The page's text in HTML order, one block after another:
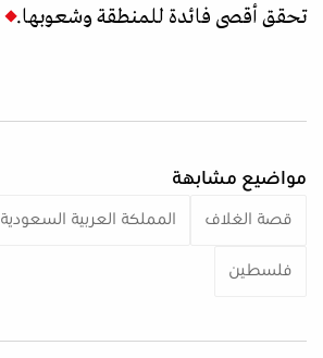
تحقق أقصى فائدة للمنطقة وشعوبها.
مواضيع مشابهة
قصة الغلاف المملكة العربية السعودية
فلسطين